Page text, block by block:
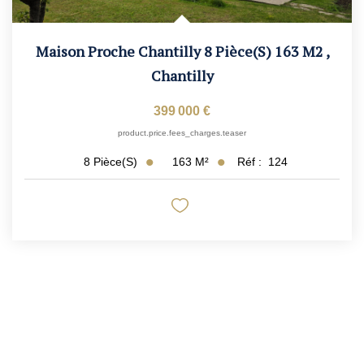
Maison Proche Chantilly 8 Pièce(s) 163 M2 ,
Chantilly
399 000 €
product.price.fees_charges.teaser
8 Pièce(s) 163 M² Réf : 124